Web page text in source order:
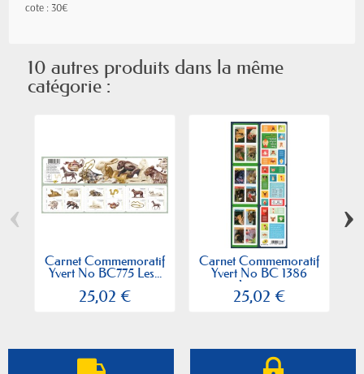
cote : 30€
10 autres produits dans la même
catégorie :
Carnet Commemoratif
Yvert No BC775 Les...
25,02 €
Carnet Commemoratif
Yvert No BC 1386
Animaux
25,02 €
‹ ›